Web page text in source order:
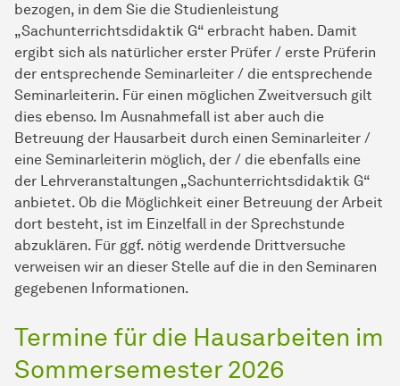
bezogen, in dem Sie die Studienleistung
„Sachunterrichtsdidaktik G“ erbracht haben. Damit
ergibt sich als natürlicher erster Prüfer / erste Prüferin
der entsprechende Seminarleiter / die entsprechende
Seminarleiterin. Für einen möglichen Zweitversuch gilt
dies ebenso. Im Ausnahmefall ist aber auch die
Betreuung der Hausarbeit durch einen Seminarleiter /
eine Seminarleiterin möglich, der / die ebenfalls eine
der Lehrveranstaltungen „Sachunterrichtsdidaktik G“
anbietet. Ob die Möglichkeit einer Betreuung der Arbeit
dort besteht, ist im Einzelfall in der Sprechstunde
abzuklären. Für ggf. nötig werdende Drittversuche
verweisen wir an dieser Stelle auf die in den Seminaren
gegebenen Informationen.
Termine für die Hausarbeiten im
Sommerse­mes­ter 2026